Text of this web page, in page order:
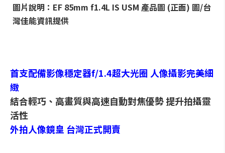
圖片說明：EF 85mm f1.4L IS USM 產品圖 (正面) 圖/台
灣佳能資訊提供
首支配備影像穩定器f/1.4超大光圈 人像攝影完美細
緻
結合輕巧、高畫質與高速自動對焦優勢 提升拍攝靈
活性
外拍人像鏡皇 台灣正式開賣